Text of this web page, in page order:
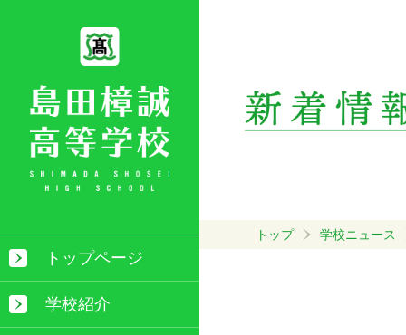
トップページ
学校紹介
トップ 学校ニュース